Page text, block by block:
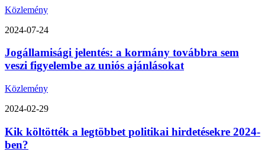
Közlemény
2024-07-24
Jogállamisági jelentés: a kormány továbbra sem
veszi figyelembe az uniós ajánlásokat
Közlemény
2024-02-29
Kik költötték a legtöbbet politikai hirdetésekre 2024-
ben?